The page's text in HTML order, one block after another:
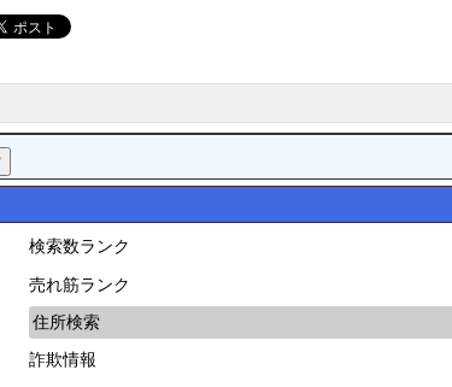
検索数ランク
売れ筋ランク
住所検索
詐欺情報